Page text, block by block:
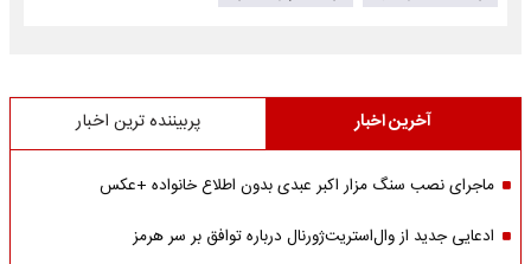
آخرین اخبار پربیننده ترین اخبار
ماجرای نصب سنگ مزار اکبر عبدی بدون اطلاع خانواده +عکس
ادعایی جدید از وال‌استریت‌ژورنال درباره توافق بر سر هرمز